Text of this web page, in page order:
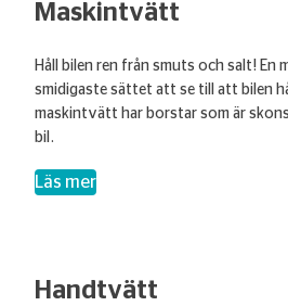
Maskintvätt
Håll bilen ren från smuts och salt! En
smidigaste sättet att se till att bilen
maskintvätt har borstar som är
bil.
Läs mer– Maskintvätt
Handtvätt